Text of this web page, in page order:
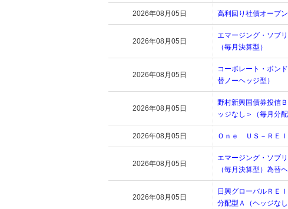
2026年08月05日 高利回り社債オープン
2026年08月05日
エマージング・ソブ
（毎月決算型）
2026年08月05日
コーポレート・ボン
替ノーヘッジ型）
2026年08月05日
野村新興国債券投信
ッジなし＞（毎月分配
2026年08月05日 Ｏｎｅ ＵＳ－ＲＥ
2026年08月05日
エマージング・ソブ
（毎月決算型）為替
2026年08月05日
日興グローバルＲＥ
分配型Ａ（ヘッジなし